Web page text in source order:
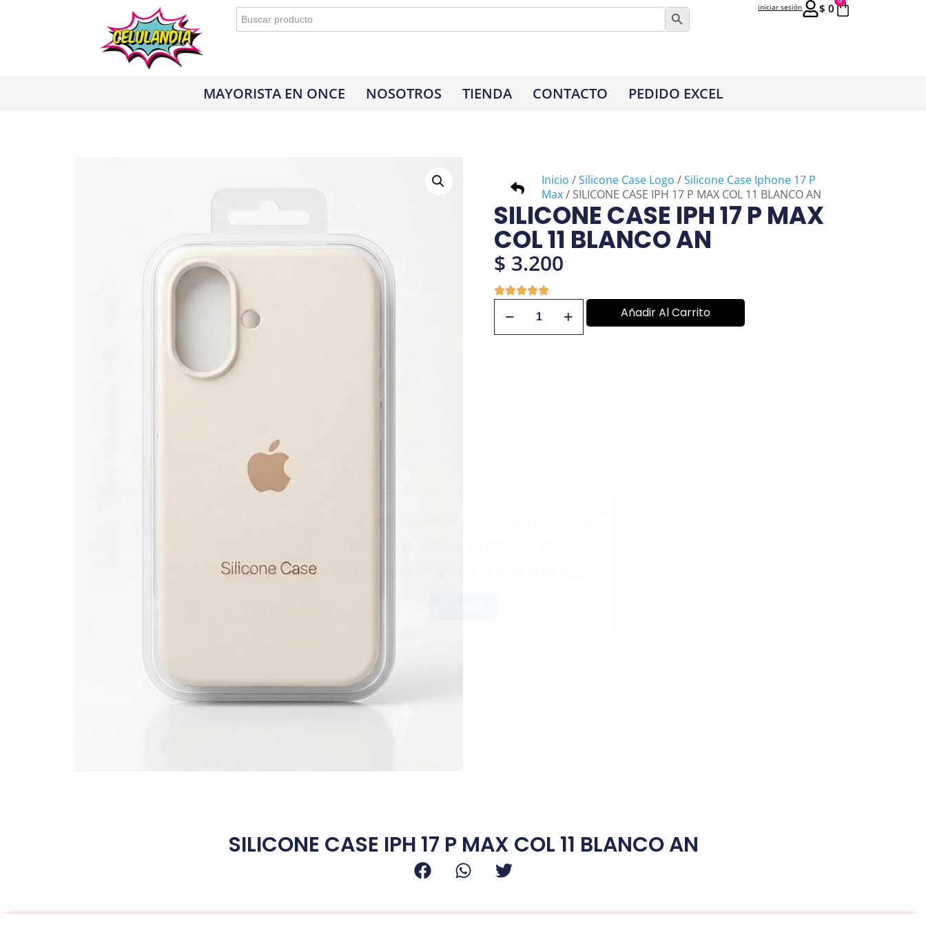
Buscar: Botón de búsqueda
$ 0
iniciar sesión
MAYORISTA EN ONCE NOSOTROS TIENDA CONTACTO PEDIDO EXCEL
Inicio /Silicone Case Logo /Silicone Case Iphone 17 P
Max/ SILICONE CASE IPH 17 P MAX COL 11 BLANCO AN
SILICONE CASE IPH 17 P MAX
COL 11 BLANCO AN
$ 3.200
Añadir Al Carrito
SILICONE CASE IPH 17 P MAX COL 11 BLANCO AN